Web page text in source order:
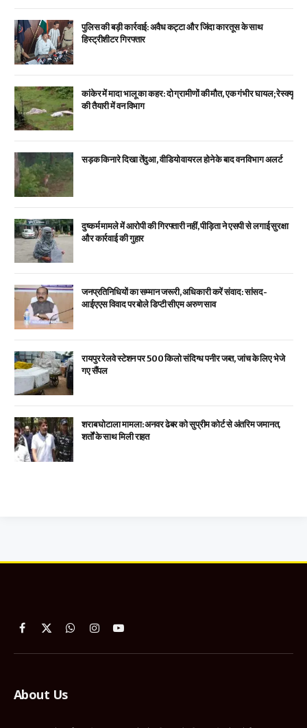
पुलिस की बड़ी कार्रवाई: अवैध कट्टा और जिंदा कारतूस के साथ
हिस्ट्रीशीटर गिरफ्तार
कांकेर में मादा भालू का कहर: दो ग्रामीणों की मौत, एक गंभीर घायल; रेस्क्यू
की तैयारी में वन विभाग
सड़क किनारे दिखा तेंदुआ, वीडियो वायरल होने के बाद वन विभाग अलर्ट
दुष्कर्म मामले में आरोपी की गिरफ्तारी नहीं, पीड़िता ने एसपी से लगाई सुरक्षा
और कार्रवाई की गुहार
जनप्रतिनिधियों का सम्मान जरूरी, अधिकारी करें संवाद: सांसद-
आईएएस विवाद पर बोले डिप्टी सीएम अरुण साव
रायपुर रेलवे स्टेशन पर 500 किलो संदिग्ध पनीर जब्त, जांच के लिए भेजे
गए सैंपल
शराब घोटाला मामला: अनवर ढेबर को सुप्रीम कोर्ट से अंतरिम जमानत,
शर्तों के साथ मिली राहत
Facebook
X
WhatsApp
InstagramYouTube
About Us